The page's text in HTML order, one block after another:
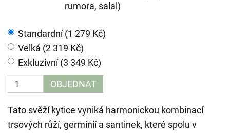
rumora, salal)
Standardní (1 279 Kč)
Velká (2 319 Kč)
Exkluzivní (3 349 Kč)
OBJEDNAT
Tato svěží kytice vyniká harmonickou kombinací
trsových růží, germínií a santinek, které spolu v